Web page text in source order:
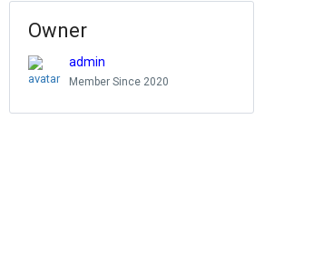
Owner
admin
Member Since 2020